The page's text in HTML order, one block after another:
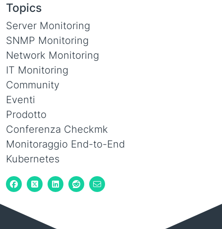
Topics
Server Monitoring
SNMP Monitoring
Network Monitoring
IT Monitoring
Community
Eventi
Prodotto
Conferenza Checkmk
Monitoraggio End-to-End
Kubernetes